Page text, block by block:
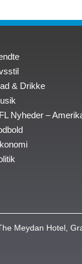
& Drikke
Nyheder –
Meydan Hotel,